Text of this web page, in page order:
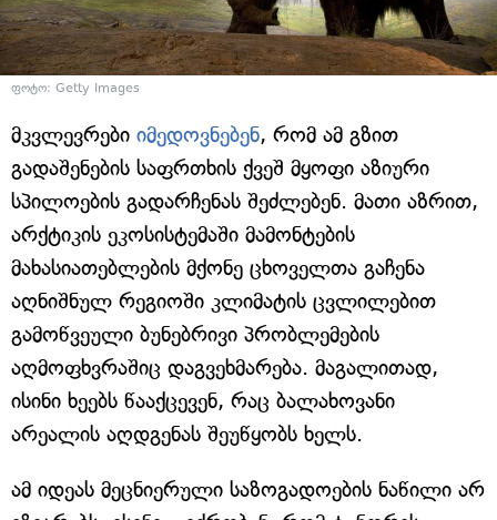
ფოტო: Getty Images
მკვლევრები იმედოვნებენ, რომ ამ გზით
გადაშენების საფრთხის ქვეშ მყოფი აზიური
სპილოების გადარჩენას შეძლებენ. მათი აზრით,
არქტიკის ეკოსისტემაში მამონტების
მახასიათებლების მქონე ცხოველთა გაჩენა
აღნიშნულ რეგიოში კლიმატის ცვლილებით
გამოწვეული ბუნებრივი პრობლემების
აღმოფხვრაშიც დაგვეხმარება. მაგალითად,
ისინი ხეებს წააქცევენ, რაც ბალახოვანი
არეალის აღდგენას შეუწყობს ხელს.
ამ იდეას მეცნიერული საზოგადოების ნაწილი არ